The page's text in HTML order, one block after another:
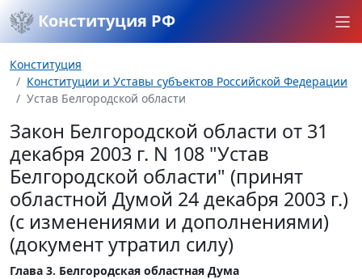
Конституция РФ
Конституция
Конституции и Уставы субъектов Российской Федерации
Устав Белгородской области
Закон Белгородской области от 31
декабря 2003 г. N 108 "Устав
Белгородской области" (принят
областной Думой 24 декабря 2003 г.)
(с изменениями и дополнениями)
(документ утратил силу)
Глава 3. Белгородская областная Дума